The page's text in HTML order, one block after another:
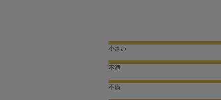
小さい
不満
不満